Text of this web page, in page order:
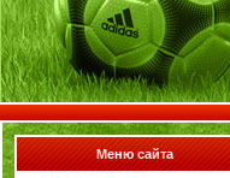
Меню сайта